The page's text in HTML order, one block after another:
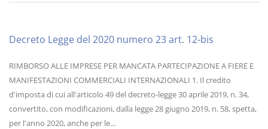
Decreto Legge del 2020 numero 23 art. 12-bis
RIMBORSO ALLE IMPRESE PER MANCATA PARTECIPAZIONE A FIERE E
MANIFESTAZIONI COMMERCIALI INTERNAZIONALI 1. Il credito
d'imposta di cui all'articolo 49 del decreto-legge 30 aprile 2019, n. 34,
convertito, con modificazioni, dalla legge 28 giugno 2019, n. 58, spetta,
per l'anno 2020, anche per le...